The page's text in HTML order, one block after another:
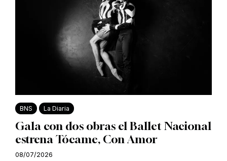
BNS La Diaria
Gala con dos obras el Ballet Nacional
estrena Tócame, Con Amor
08/07/2026